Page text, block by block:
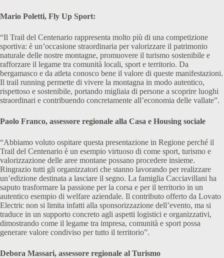
Mario Poletti, Fly Up Sport:
“Il Trail del Centenario rappresenta molto più di una competizione
sportiva: è un’occasione straordinaria per valorizzare il patrimonio
naturale delle nostre montagne, promuovere il turismo sostenibile e
rafforzare il legame tra comunità locali, sport e territorio. Da
bergamasco e da atleta conosco bene il valore di queste manifestazioni.
Il trail running permette di vivere la montagna in modo autentico,
rispettoso e sostenibile, portando migliaia di persone a scoprire luoghi
straordinari e contribuendo concretamente all’economia delle vallate”.
Paolo Franco, assessore regionale alla Casa e Housing sociale
“Abbiamo voluto ospitare questa presentazione in Regione perché il
Trail del Centenario è un esempio virtuoso di come sport, turismo e
valorizzazione delle aree montane possano procedere insieme.
Ringrazio tutti gli organizzatori che stanno lavorando per realizzare
un’edizione destinata a lasciare il segno. La famiglia Cacciavillani ha
saputo trasformare la passione per la corsa e per il territorio in un
autentico esempio di welfare aziendale. Il contributo offerto da Lovato
Electric non si limita infatti alla sponsorizzazione dell’evento, ma si
traduce in un supporto concreto agli aspetti logistici e organizzativi,
dimostrando come il legame tra impresa, comunità e sport possa
generare valore condiviso per tutto il territorio”.
Debora Massari, assessore regionale al Turismo